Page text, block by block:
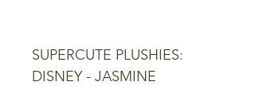
SUPERCUTE PLUSHIES:
DISNEY - JASMINE